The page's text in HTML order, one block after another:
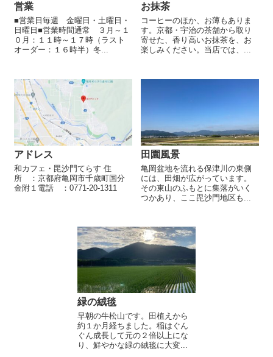
営業
■営業日毎週 金曜日・土曜日・
日曜日■営業時間通常 ３月～１
０月：１１時～１７時（ラスト
オーダー：１６時半）冬...
お抹茶
コーヒーのほか、お薄もありま
す。京都・宇治の茶舗から取り
寄せた、香り高いお抹茶を、お
楽しみください。当店では、...
アドレス
和カフェ・毘沙門てらす 住
所 ：京都府亀岡市千歳町国分
金附１電話 ：0771-20-1311
田園風景
亀岡盆地を流れる保津川の東側
には、田畑が広がっています。
その東山のふもとに集落がいく
つかあり、ここ毘沙門地区も...
緑の絨毯
早朝の牛松山です。田植えから
約１か月経ちました。稲はぐん
ぐん成長して元の２倍以上にな
り、鮮やかな緑の絨毯に大変...